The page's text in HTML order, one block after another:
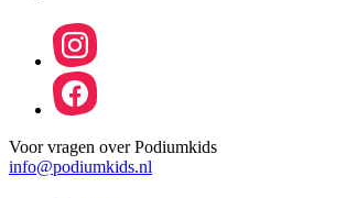
Voor vragen over Podiumkids
info@podiumkids.nl